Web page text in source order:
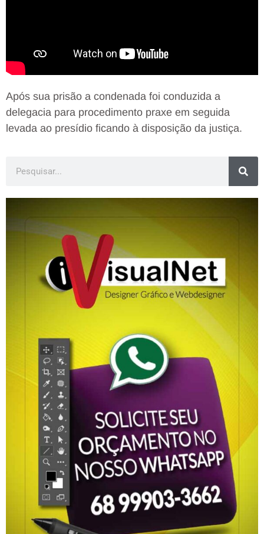
Após sua prisão a condenada foi conduzida a
delegacia para procedimento praxe em seguida
levada ao presídio ficando à disposição da justiça.